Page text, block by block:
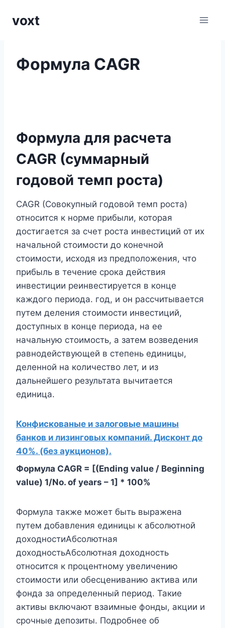
voxt
Формула CAGR
Формула для расчета
CAGR (суммарный
годовой темп роста)
CAGR (Совокупный годовой темп роста)
относится к норме прибыли, которая
достигается за счет роста инвестиций от их
начальной стоимости до конечной
стоимости, исходя из предположения, что
прибыль в течение срока действия
инвестиции реинвестируется в конце
каждого периода. год, и он рассчитывается
путем деления стоимости инвестиций,
доступных в конце периода, на ее
начальную стоимость, а затем возведения
равнодействующей в степень единицы,
деленной на количество лет, и из
дальнейшего результата вычитается
единица.
Конфискованые и залоговые машины
банков и лизинговых компаний. Дисконт до
40%. (без аукционов).
Формула CAGR = [(Ending value / Beginning
value) 1/No. of years – 1] * 100%
Формула также может быть выражена
путем добавления единицы к абсолютной
доходностиАбсолютная
доходностьАбсолютная доходность
относится к процентному увеличению
стоимости или обесцениванию актива или
фонда за определенный период. Такие
активы включают взаимные фонды, акции и
срочные депозиты. Подробнее об